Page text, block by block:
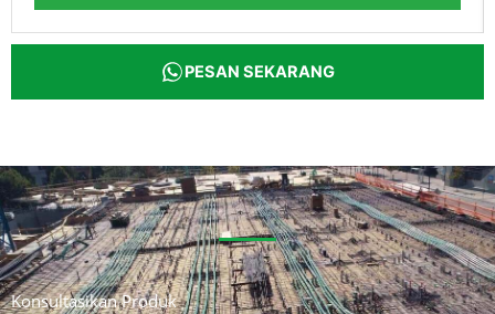
PESAN SEKARANG
Konsultasikan Produk